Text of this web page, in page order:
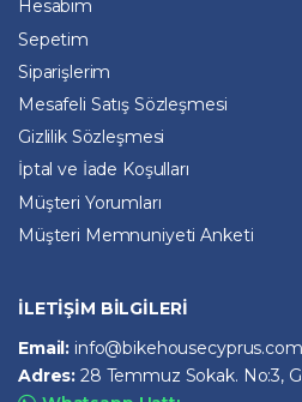
Hesabım
Sepetim
Siparişlerim
Mesafeli Satış Sözleşmesi
Gizlilik Sözleşmesi
İptal ve İade Koşulları
Müşteri Yorumları
Müşteri Memnuniyeti Anketi
İLETİŞİM BİLGİLERİ
Email: info@bikehousecyprus.com
Adres:28 Temmuz Sokak. No:3,